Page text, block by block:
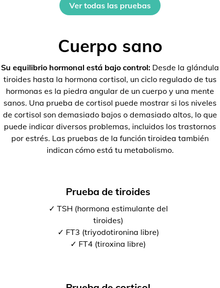
Ver todas las pruebas
Cuerpo sano
Su equilibrio hormonal está bajo control: Desde la glándula
tiroides hasta la hormona cortisol, un ciclo regulado de tus
hormonas es la piedra angular de un cuerpo y una mente
sanos. Una prueba de cortisol puede mostrar si los niveles
de cortisol son demasiado bajos o demasiado altos, lo que
puede indicar diversos problemas, incluidos los trastornos
por estrés. Las pruebas de la función tiroidea también
indican cómo está tu metabolismo.
Prueba de tiroides
✓ TSH (hormona estimulante del
tiroides)
✓ FT3 (triyodotironina libre)
✓ FT4 (tiroxina libre)